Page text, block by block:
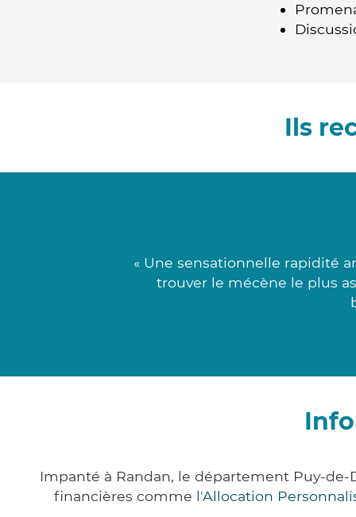
Ils
« Une sensationnelle rapidité
trouver le mécène le plus
Impanté à Randan, le département Puy-
financières comme l'Allocation